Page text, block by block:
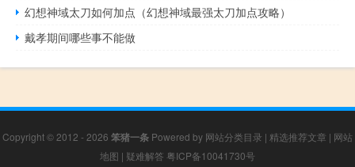
幻想神域太刀如何加点（幻想神域最强太刀加点攻略）
戴孝期间哪些事不能做
Copyright © 2012 - 2026 笨猪一条 Powered by 网站分类目录 | 精选推荐文章 | 网站
地图 | 疑难解答 粤ICP备10041730号